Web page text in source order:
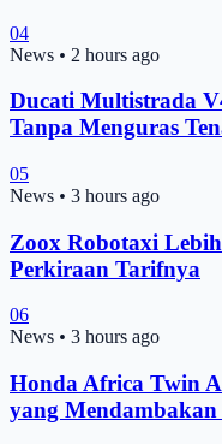
04
News • 2 hours ago
Ducati Multistrada
Tanpa Menguras
05
News • 3 hours ago
Zoox Robotaxi
Perkiraan Tarifnya
06
News • 3 hours ago
Honda Africa Twin
yang